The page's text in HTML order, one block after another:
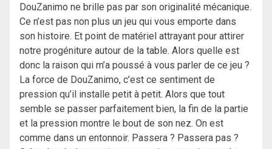
DouZanimo ne brille pas par son originalité mécanique.
Ce n’est pas non plus un jeu qui vous emporte dans
son histoire. Et point de matériel attrayant pour attirer
notre progéniture autour de la table. Alors quelle est
donc la raison qui m’a poussé à vous parler de ce jeu ?
La force de DouZanimo, c’est ce sentiment de
pression qu’il installe petit à petit. Alors que tout
semble se passer parfaitement bien, la fin de la partie
et la pression montre le bout de son nez. On est
comme dans un entonnoir. Passera ? Passera pas ?